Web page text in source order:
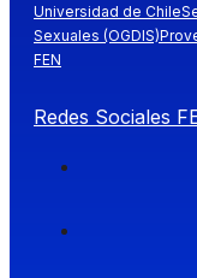
Universidad de Chile
Sexuales (OGDIS)
FEN
Redes Sociales